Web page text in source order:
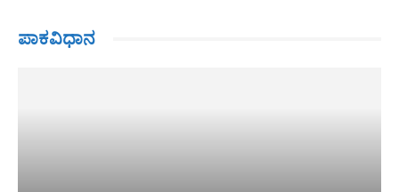
ಪಾಕವಿಧಾನ